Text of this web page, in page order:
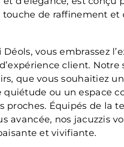
de raffinement et
vous embrassez
client. Notre
que vous souhaitiez
ou un espace
proches. Équipés de la
avancée, nos jacuzzis
et vivifiante.